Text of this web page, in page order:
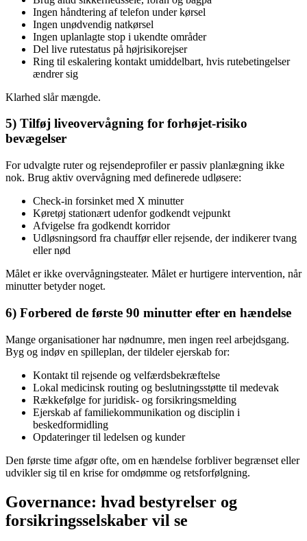
Ingen håndtering af telefon under kørsel
Ingen unødvendig natkørsel
Ingen uplanlagte stop i ukendte områder
Del live rutestatus på højrisikorejser
Ring til eskalering kontakt umiddelbart, hvis rutebetingelser
ændrer sig
Klarhed slår mængde.
5) Tilføj liveovervågning for forhøjet-risiko
bevægelser
For udvalgte ruter og rejsendeprofiler er passiv planlægning ikke
nok. Brug aktiv overvågning med definerede udløsere:
Check-in forsinket med X minutter
Køretøj stationært udenfor godkendt vejpunkt
Afvigelse fra godkendt korridor
Udløsningsord fra chauffør eller rejsende, der indikerer tvang
eller nød
Målet er ikke overvågningsteater. Målet er hurtigere intervention, når
minutter betyder noget.
6) Forbered de første 90 minutter efter en hændelse
Mange organisationer har nødnumre, men ingen reel arbejdsgang.
Byg og indøv en spilleplan, der tildeler ejerskab for:
Kontakt til rejsende og velfærdsbekræftelse
Lokal medicinsk routing og beslutningsstøtte til medevak
Rækkefølge for juridisk- og forsikringsmelding
Ejerskab af familiekommunikation og disciplin i
beskedformidling
Opdateringer til ledelsen og kunder
Den første time afgør ofte, om en hændelse forbliver begrænset eller
udvikler sig til en krise for omdømme og retsforfølgning.
Governance: hvad bestyrelser og
forsikringsselskaber vil se